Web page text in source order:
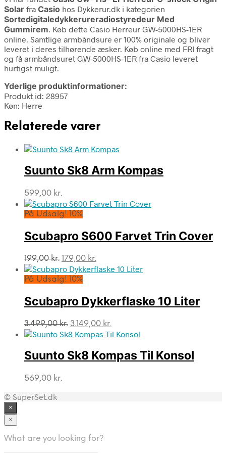
Solar fra Casio hos Dykkerur.dk i kategorien
Sortedigitaledykkerureradiostyredeur Med
Gummirem. Køb dette Casio Herreur GW-5000HS-1ER
online. Samtlige armbåndsure er 100% originale og bliver
leveret i deres tilhørende æsker. Køb online med FRI fragt
og få armbåndsuret GW-5000HS-1ER fra Casio leveret
hurtigst muligt.
Yderlige produktinformationer:
Produkt id: 28957
Køn: Herre
Relaterede varer
Suunto Sk8 Arm Kompas
599,00 kr.
På Udsalg! 10%
Scubapro S600 Farvet Trin Cover
199,00kr. Den
oprindelige
pris
199,00 kr..
179,00 kr.
aktuelle
179,00 kr..
På Udsalg! 10%
Scubapro Dykkerflaske 10 Liter
3.499,00kr. Den
oprindelige
var:
3.499,00 kr..
3.149,00 kr.
aktuelle
er:
3.149,00 kr..
Suunto Sk8 Kompas Til Konsol
569,00 kr.
© SuperSet.dk
×
×
What are you looking for?